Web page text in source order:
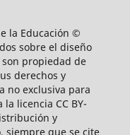
la Educación ©
sobre el diseño
propiedad de
derechos y
no exclusiva para
licencia CC BY-
y
siempre que se cite